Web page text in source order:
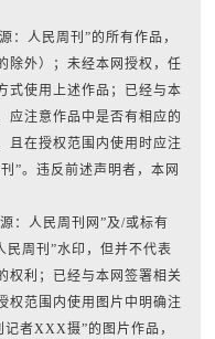
：人民周刊”的所有作品，
除外）；未经本网授权，任
式使用上述作品；已经与本
应注意作品中是否有相应的
且在授权范围内使用时应注
”。违反前述声明者，本网
：人民周刊网”及/或标有
民周刊”水印，但并不代表
权利；已经与本网签署相关
权范围内使用图片中明确注
者XXX摄”的图片作品，